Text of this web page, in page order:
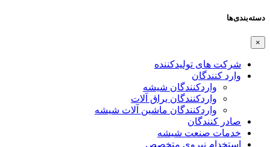
دسته‌بندی‌ها
×
شرکت های تولیدکننده
وارد کنندگان
واردکنندگان شیشه
واردکنندگان یراق آلات
واردکنندگان ماشین آلات شیشه
صادر کنندگان
خدمات صنعت شیشه
استخدام نیروی متخصص